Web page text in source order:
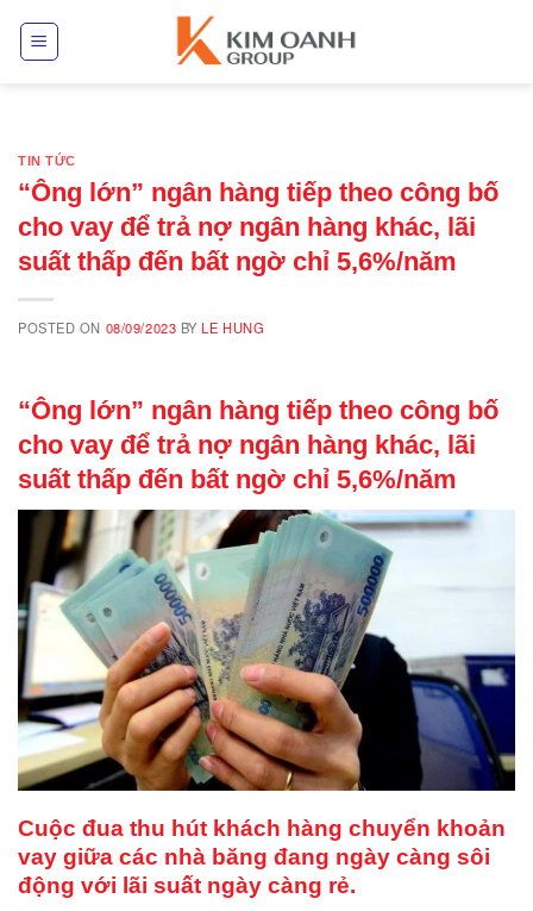
TIN TỨC
“Ông lớn” ngân hàng tiếp theo công bố
cho vay để trả nợ ngân hàng khác, lãi
suất thấp đến bất ngờ chỉ 5,6%/năm
POSTED ON 08/09/2023 BYLE HUNG
“Ông lớn” ngân hàng tiếp theo công bố
cho vay để trả nợ ngân hàng khác, lãi
suất thấp đến bất ngờ chỉ 5,6%/năm
Cuộc đua thu hút khách hàng chuyển khoản
vay giữa các nhà băng đang ngày càng sôi
động với lãi suất ngày càng rẻ.